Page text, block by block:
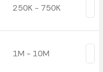
250K - 750K
1M - 10M